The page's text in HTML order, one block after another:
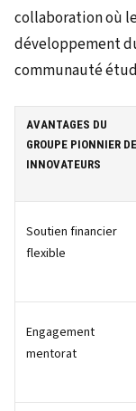
collaboration où
développement
communauté
AVANTAGES DU
GROUPE PIONNIER
INNOVATEURS
Soutien financier
flexible
Engagement
mentorat